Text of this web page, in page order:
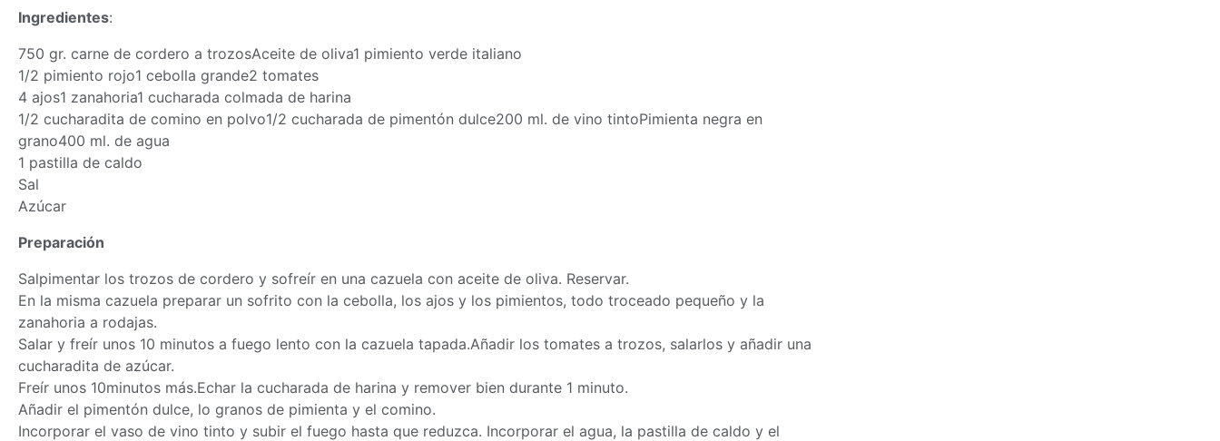
Ingredientes:
750 gr. carne de cordero a trozosAceite de oliva1 pimiento verde italiano
1/2 pimiento rojo1 cebolla grande2 tomates
4 ajos1 zanahoria1 cucharada colmada de harina
1/2 cucharadita de comino en polvo1/2 cucharada de pimentón dulce200 ml. de vino tintoPimienta negra en
grano400 ml. de agua
1 pastilla de caldo
Sal
Azúcar
Preparación
Salpimentar los trozos de cordero y sofreír en una cazuela con aceite de oliva. Reservar.
En la misma cazuela preparar un sofrito con la cebolla, los ajos y los pimientos, todo troceado pequeño y la
zanahoria a rodajas.
Salar y freír unos 10 minutos a fuego lento con la cazuela tapada.Añadir los tomates a trozos, salarlos y añadir una
cucharadita de azúcar.
Freír unos 10minutos más.Echar la cucharada de harina y remover bien durante 1 minuto.
Añadir el pimentón dulce, lo granos de pimienta y el comino.
Incorporar el vaso de vino tinto y subir el fuego hasta que reduzca. Incorporar el agua, la pastilla de caldo y el